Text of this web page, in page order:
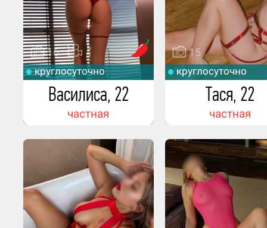
круглосуточно
Василиса, 22
частная
16
круглосуточно
Тася, 22
частная
15